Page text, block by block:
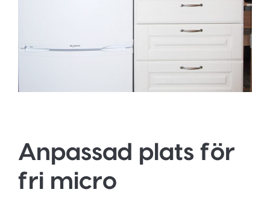
Anpassad plats för
fri micro